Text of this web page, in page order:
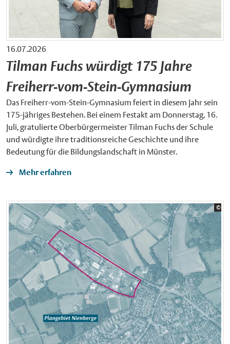
16.07.2026
Tilman Fuchs würdigt 175 Jahre
Freiherr-vom-Stein-Gymnasium
Das Freiherr-vom-Stein-Gymnasium feiert in diesem Jahr sein
175-jähriges Bestehen. Bei einem Festakt am Donnerstag, 16.
Juli, gratulierte Oberbürgermeister Tilman Fuchs der Schule
und würdigte ihre traditionsreiche Geschichte und ihre
Bedeutung für die Bildungslandschaft in Münster.
Mehr erfahren
©